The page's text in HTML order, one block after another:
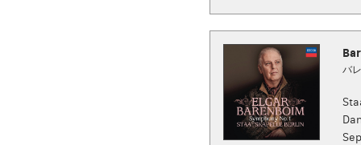
バ